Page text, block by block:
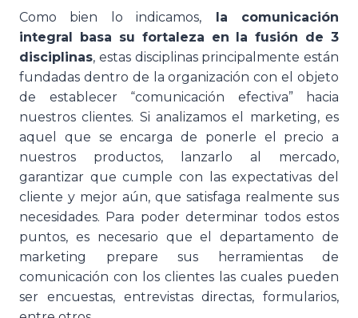
Como bien lo indicamos, la comunicación
integral basa su fortaleza en la fusión de 3
disciplinas, estas disciplinas principalmente están
fundadas dentro de la organización con el objeto
de establecer “comunicación efectiva” hacia
nuestros clientes. Si analizamos el marketing, es
aquel que se encarga de ponerle el precio a
nuestros productos, lanzarlo al mercado,
garantizar que cumple con las expectativas del
cliente y mejor aún, que satisfaga realmente sus
necesidades. Para poder determinar todos estos
puntos, es necesario que el departamento de
marketing prepare sus herramientas de
comunicación con los clientes las cuales pueden
ser encuestas, entrevistas directas, formularios,